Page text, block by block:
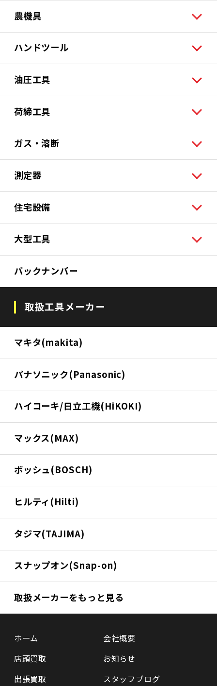
農機具
ハンドツール
油圧工具
荷締工具
ガス・溶断
測定器
住宅設備
大型工具
バックナンバー
取扱工具メーカー
マキタ(makita)
パナソニック(Panasonic)
ハイコーキ/日立工機(HiKOKI)
マックス(MAX)
ボッシュ(BOSCH)
ヒルティ(Hilti)
タジマ(TAJIMA)
スナップオン(Snap-on)
取扱メーカーをもっと見る
ホーム
店頭買取
出張買取
会社概要
お知らせ
スタッフブログ